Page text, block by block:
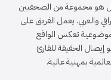
هو مجموعة من الصحفيين
والعربي. يعمل الفريق على
موضوعية تعكس الواقع
الحقيقة للقارئ
بمهنية عالية.